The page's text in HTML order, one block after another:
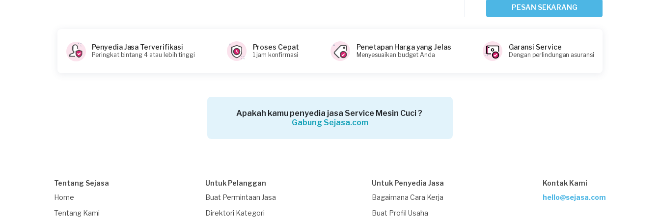
Minta tolong di cek, mesin cuci saya airnya tidak bisa keluar.
Bogor Kota, Jawa Barat
Request Fulfilled
Depok, Jawa Barat
Bandung, Jawa Barat
PESAN SEKARANG
Penyedia Jasa Terverifikasi
Peringkat bintang 4 atau lebih tinggi
Proses Cepat
1 jam konfirmasi
Penetapan Harga yang Jelas
Menyesuaikan budget Anda
Garansi Service
Dengan perlindungan asuransi
Apakah kamu penyedia jasa Service Mesin Cuci ?
Gabung Sejasa.com
Tentang Sejasa
Home
Tentang Kami
Untuk Pelanggan
Buat Permintaan Jasa
Direktori Kategori
Untuk Penyedia Jasa
Bagaimana Cara Kerja
Buat Profil Usaha
Kontak Kami
hello@sejasa.com